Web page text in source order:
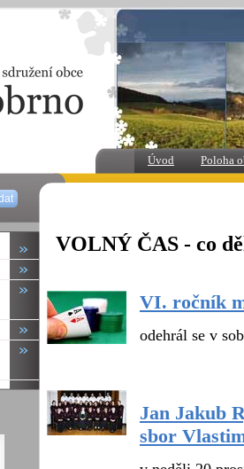
Úvod Poloha
VOLNÝ ČAS - co
VI. ročník
odehrál se v
Jan Jakub
sbor